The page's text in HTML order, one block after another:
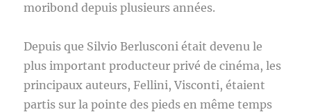
moribond depuis plusieurs années.
Depuis que Silvio Berlusconi était devenu le
plus important producteur privé de cinéma, les
principaux auteurs, Fellini, Visconti, étaient
partis sur la pointe des pieds en même temps